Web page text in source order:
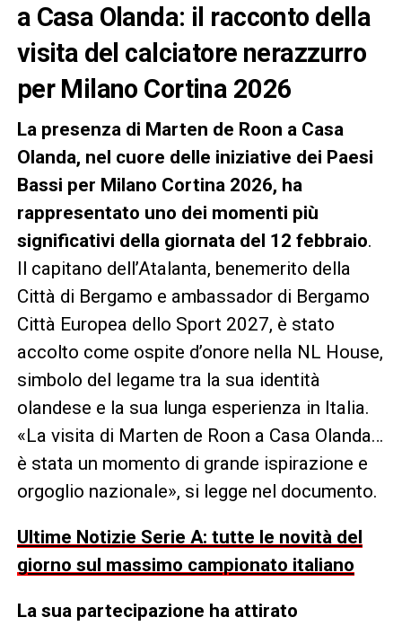
a Casa Olanda: il racconto della
visita del calciatore nerazzurro
per Milano Cortina 2026
La presenza di Marten de Roon a Casa
Olanda, nel cuore delle iniziative dei Paesi
Bassi per Milano Cortina 2026, ha
rappresentato uno dei momenti più
significativi della giornata del 12 febbraio.
Il capitano dell’Atalanta, benemerito della
Città di Bergamo e ambassador di Bergamo
Città Europea dello Sport 2027, è stato
accolto come ospite d’onore nella NL House,
simbolo del legame tra la sua identità
olandese e la sua lunga esperienza in Italia.
«La visita di Marten de Roon a Casa Olanda…
è stata un momento di grande ispirazione e
orgoglio nazionale», si legge nel documento.
Ultime Notizie Serie A: tutte le novità del
giorno sul massimo campionato italiano
La sua partecipazione ha attirato